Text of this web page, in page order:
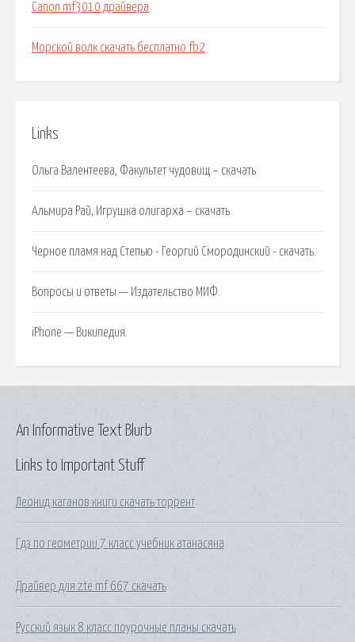
Canon mf3010 драйвера
Морской волк скачать бесплатно fb2
Links
Ольга Валентеева, Факультет чудовищ – скачать
Альмира Рай, Игрушка олигарха – скачать
Черное пламя над Степью - Георгий Смородинский - скачать.
Вопросы и ответы — Издательство МИФ.
iPhone — Википедия.
Links to Important Stuff
Леонид каганов книги скачать торрент
Гдз по геометрии 7 класс учебник атанасяна
Драйвер для zte mf 667 скачать
Русский язык 8 класс поурочные планы скачать
An Informative Text Blurb